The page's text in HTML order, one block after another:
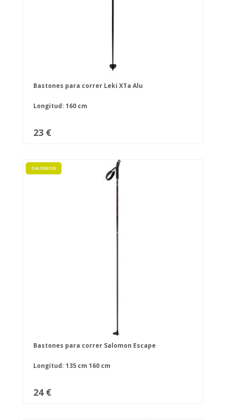
Bastones para correr Leki XTa Alu
Longitud: 160 cm
23 €
SALOMON
Bastones para correr Salomon Escape
Longitud: 135 cm 160 cm
24 €